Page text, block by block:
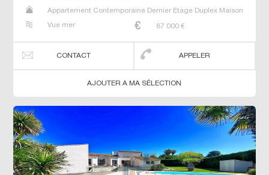
Appartement Contemporaine Dernier Etage Duplex Maison
Vue mer
87 000 €
CONTACT APPELER
AJOUTER A MA SÉLECTION